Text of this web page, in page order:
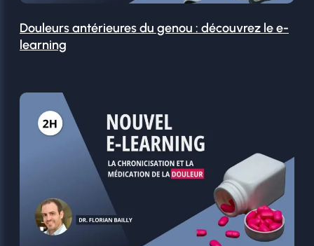
Douleurs antérieures du genou : découvrez le e-
learning